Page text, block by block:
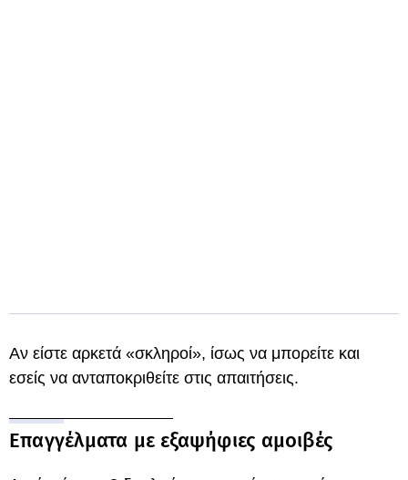
Αν είστε αρκετά «σκληροί», ίσως να μπορείτε και
εσείς να ανταποκριθείτε στις απαιτήσεις.
Επαγγέλματα με εξαψήφιες αμοιβές